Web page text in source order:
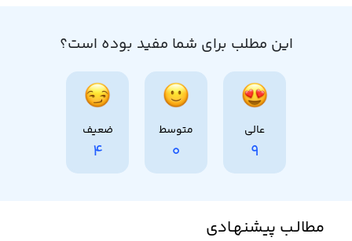
این مطلب برای شما مفید بوده است؟
عالی
9
متوسط
0
ضعیف
4
مطالـب پیشنهـادی